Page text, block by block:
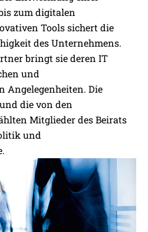
zum digitalen
Tools sichert die
des Unternehmens.
bringt sie deren IT
und
Angelegenheiten. Die
die von den
Mitglieder des Beirats
und